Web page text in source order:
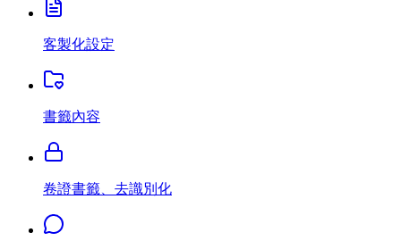
客製化設定
書籤內容
卷證書籤、去識別化